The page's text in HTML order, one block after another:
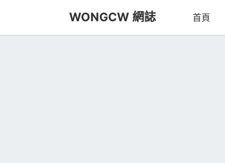
WONGCW 網誌 首頁